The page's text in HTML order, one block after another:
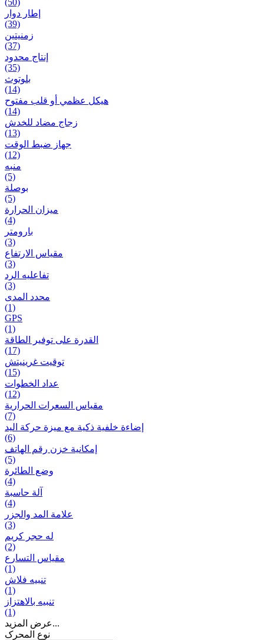
إطار دوار
(39)
زمنیتین
(37)
إنتاج محدود
(35)
بلوتوث
(14)
هيكل عظمي أو قلب مفتوح
(14)
زجاج مضاد للخدش
(13)
جهاز ضبط الوقت
(12)
منبه
(5)
بوصلة
(5)
ميزان الحرارة
(4)
بارومتر
(3)
مقياس الارتفاع
(3)
تفاعلیه الرد
(3)
محدد المدى
(1)
GPS
(1)
القدرة على توفير الطاقة
(17)
توقيت غرينيتش
(15)
عداد الخطوات
(12)
مقیاس السعرات الحرارية
(7)
إضاءة خلفية ذكية مع ميزة حرکة اليد
(6)
إمكانية خزن رقم الهاتف
(5)
وضع الطائرة
(4)
آلة حاسبة
(4)
علامة المد والجزر
(3)
له حجر كريم
(2)
مقياس التسارع
(1)
تنبيه فلاش
(1)
تنبيه بالاهتزاز
(1)
عرض المزيد...
نوع المحرک